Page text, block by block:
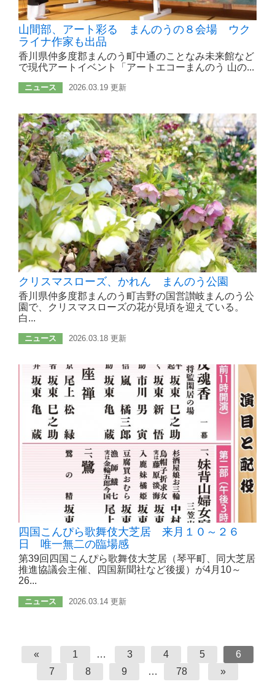
山間部、アート彩る まんのうの８会場 ウク
ライナ作家も出品
香川県仲多度郡まんのう町中通のことなみ未来館など
で現代アートイベント「アートエコーまんのう 山の...
ニュース 2026.03.19 更新
クリスマスローズ、かれん まんのう公園
香川県仲多度郡まんのう町吉野の国営讃岐まんのう公
園で、クリスマスローズの花が見頃を迎えている。
白...
ニュース 2026.03.18 更新
四国こんぴら歌舞伎大芝居 来月１０～２６
日 唯一無二の臨場感
第39回四国こんぴら歌舞伎大芝居（琴平町、同大芝居
推進協議会主催、四国新聞社など後援）が4月10～
26...
ニュース 2026.03.14 更新
« 1 … 3 4 5
6
7
8 9 … 78 »